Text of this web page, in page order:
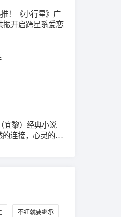
！《小行星》广
振开启跨星系爱恋
宜黎）经典小说
连接，心灵的温
不红就要继承